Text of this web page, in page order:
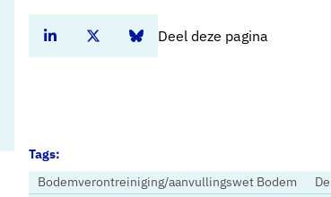
Deel deze pagina
Deel dit artikel op Linkedin
Deel dit artikel op Twitter
Deel dit artikel op Bluesky
Tags:
Bodemverontreiniging/aanvullingswet Bodem